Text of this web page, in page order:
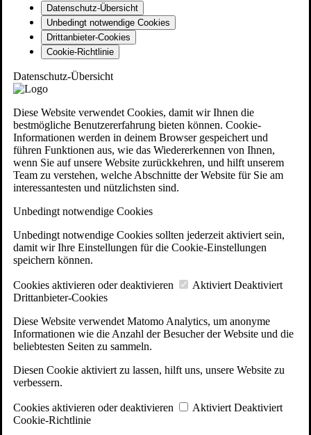
Datenschutz-Übersicht
Unbedingt notwendige Cookies
Drittanbieter-Cookies
Cookie-Richtlinie
Datenschutz-Übersicht
Diese Website verwendet Cookies, damit wir Ihnen die
bestmögliche Benutzererfahrung bieten können. Cookie-
Informationen werden in deinem Browser gespeichert und
führen Funktionen aus, wie das Wiedererkennen von Ihnen,
wenn Sie auf unsere Website zurückkehren, und hilft unserem
Team zu verstehen, welche Abschnitte der Website für Sie am
interessantesten und nützlichsten sind.
Unbedingt notwendige Cookies
Unbedingt notwendige Cookies sollten jederzeit aktiviert sein,
damit wir Ihre Einstellungen für die Cookie-Einstellungen
speichern können.
Cookies aktivieren oder deaktivieren Aktiviert Deaktiviert
Drittanbieter-Cookies
Diese Website verwendet Matomo Analytics, um anonyme
Informationen wie die Anzahl der Besucher der Website und die
beliebtesten Seiten zu sammeln.
Diesen Cookie aktiviert zu lassen, hilft uns, unsere Website zu
verbessern.
Cookies aktivieren oder deaktivieren Aktiviert Deaktiviert
Cookie-Richtlinie